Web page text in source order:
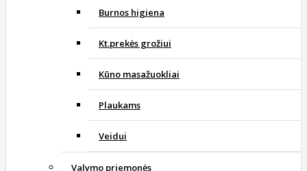
Burnos higiena
Kt.prekės grožiui
Kūno masažuokliai
Plaukams
Veidui
Valymo priemonės